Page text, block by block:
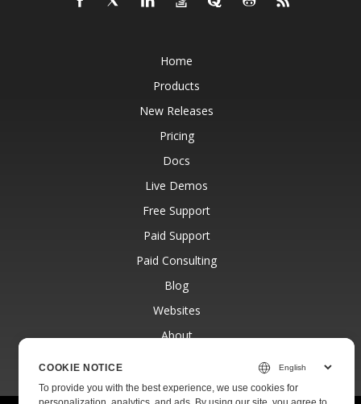
Home
Products
New Releases
Pricing
Docs
Live Demos
Free Support
Paid Support
Paid Consulting
Blog
Websites
About
COOKIE NOTICE
To provide you with the best experience, we use cookies for